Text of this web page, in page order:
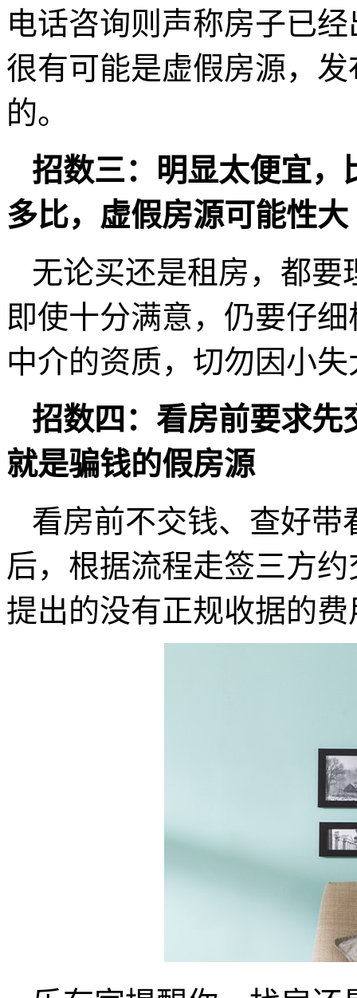
电话咨询则声称房子已
很有可能是虚假房源，
的。
招数三：明显太便宜，
多比，虚假房源可能性大
无论买还是租房，都
即使十分满意，仍要仔
中介的资质，切勿因小失
招数四：看房前要求先
就是骗钱的假房源
看房前不交钱、查好带
后，根据流程走签三方
提出的没有正规收据的